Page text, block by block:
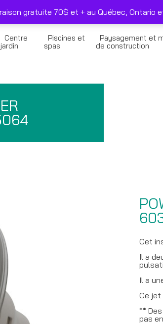
sélectionnés seulement
Centre
jardin
Piscines et
spas
Paysagement et
de construction
Cet
Il a
Il a
Ce jet
**
pas
gratuite 70$ et + au Québec, Ontario